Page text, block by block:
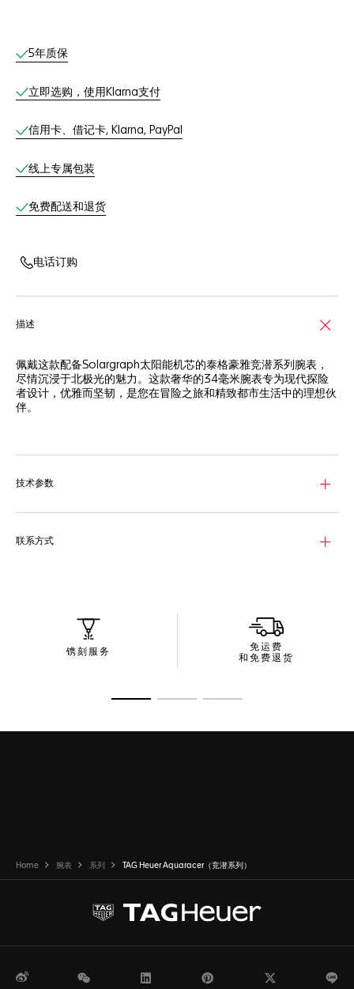
线上服务
5年质保
立即选购，使用Klarna支付
信用卡、借记卡, Klarna, PayPal
线上专属包装
免费配送和退货
电话订购
描述
佩戴这款配备Solargraph太阳能机芯的泰格豪雅竞潜系列腕表，
尽情沉浸于北极光的魅力。这款奢华的34毫米腕表专为现代探险
者设计，优雅而坚韧，是您在冒险之旅和精致都市生活中的理想伙
伴。
坚固的精钢表壳防水深度达200米，配有60分钟刻度的品牌标志性
舒适无比，自在出行。
技术参数
联系方式
镌刻服务
免运费
和免费退货
Home 腕表 系列 TAG Heuer Aquaracer（竞潜系列）
微博 WeChat Pinterest